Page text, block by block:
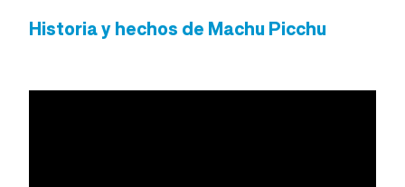
Historia y hechos de Machu Picchu